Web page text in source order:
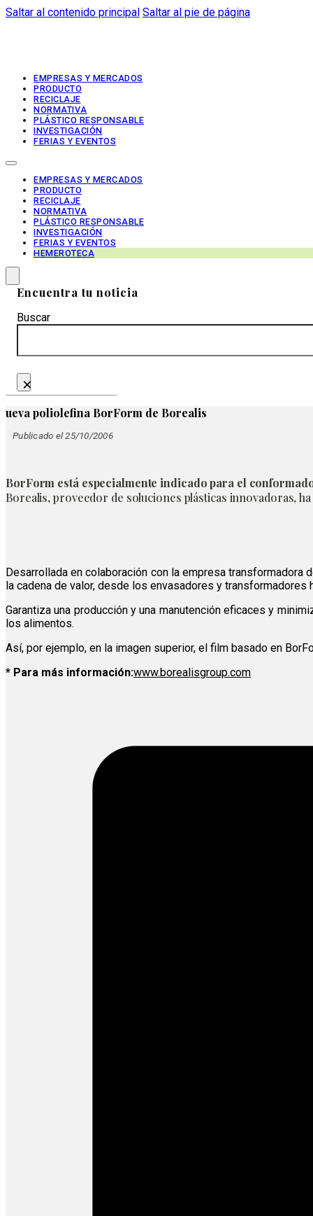
Saltar al contenido principal Saltar al pie de página
EMPRESAS Y MERCADOS
PRODUCTO
RECICLAJE
NORMATIVA
PLÁSTICO RESPONSABLE
INVESTIGACIÓN
FERIAS Y EVENTOS
EMPRESAS Y MERCADOS
PRODUCTO
RECICLAJE
NORMATIVA
PLÁSTICO RESPONSABLE
INVESTIGACIÓN
FERIAS Y EVENTOS
HEMEROTECA
Encuentra tu noticia
Buscar
×
ueva poliolefina BorForm de Borealis
Publicado el 25/10/2006
BorForm está especialmente indicado para el
Borealis, proveedor de soluciones plásticas innovadoras,
Desarrollada en colaboración con la empresa
la cadena de valor, desde los envasadores y transformadores
Garantiza una producción y una manutención eficaces y
los alimentos.
Así, por ejemplo, en la imagen superior, el film basado en
* Para más información:www.borealisgroup.com